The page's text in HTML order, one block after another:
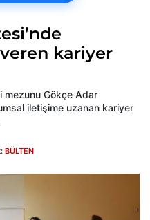
kariyer
mezunu Gökçe Adar
iletişime uzanan kariyer
BÜLTEN